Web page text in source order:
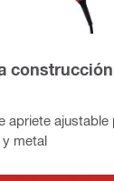
apriete ajustable
metal